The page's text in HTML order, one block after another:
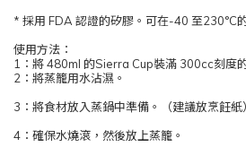
* 採用 FDA 認證的矽膠。可在-40 至230°C
使用方法：
1：將 480ml 的Sierra Cup裝滿 300cc刻度
2：將蒸籠用水沾濕。
3：將食材放入蒸鍋中準備。（建議放烹飪紙）
4：確保水燒滾，然後放上蒸籠。